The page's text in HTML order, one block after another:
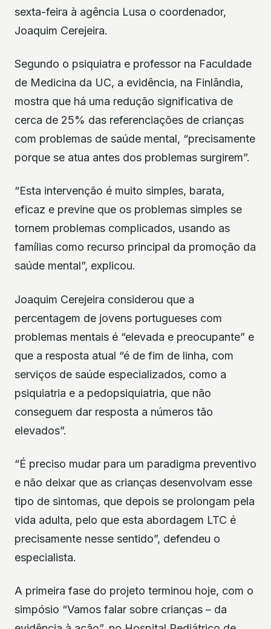
sexta-feira à agência Lusa o coordenador,
Joaquim Cerejeira.
Segundo o psiquiatra e professor na Faculdade
de Medicina da UC, a evidência, na Finlândia,
mostra que há uma redução significativa de
cerca de 25% das referenciações de crianças
com problemas de saúde mental, “precisamente
porque se atua antes dos problemas surgirem”.
“Esta intervenção é muito simples, barata,
eficaz e previne que os problemas simples se
tornem problemas complicados, usando as
famílias como recurso principal da promoção da
saúde mental”, explicou.
Joaquim Cerejeira considerou que a
percentagem de jovens portugueses com
problemas mentais é “elevada e preocupante” e
que a resposta atual “é de fim de linha, com
serviços de saúde especializados, como a
psiquiatria e a pedopsiquiatria, que não
conseguem dar resposta a números tão
elevados”.
“É preciso mudar para um paradigma preventivo
e não deixar que as crianças desenvolvam esse
tipo de sintomas, que depois se prolongam pela
vida adulta, pelo que esta abordagem LTC é
precisamente nesse sentido”, defendeu o
especialista.
A primeira fase do projeto terminou hoje, com o
simpósio “Vamos falar sobre crianças – da